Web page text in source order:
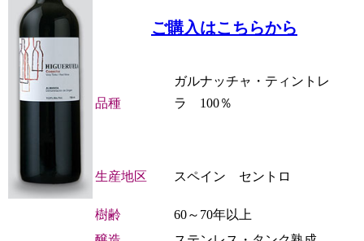
ご購入はこちらから
品種
ガルナッチャ・ティントレ
ラ 100％
生産地区 スペイン セントロ
樹齢
60～70年以上